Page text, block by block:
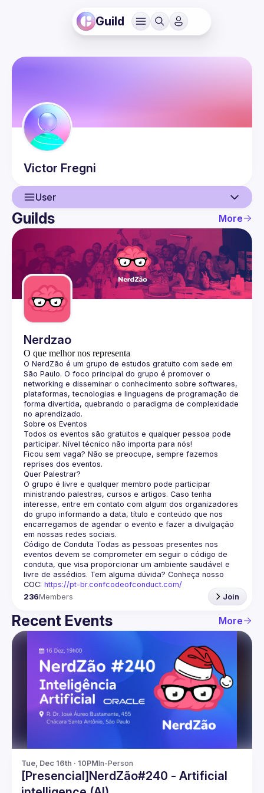
Guild
Victor Fregni
User
User
Events
Guilds
Guilds More
Nerdzao
O que melhor nos representa
O NerdZão é um grupo de estudos gratuito com sede em
São Paulo. O foco principal do grupo é promover o
networking e disseminar o conhecimento sobre softwares,
plataformas, tecnologias e linguagens de programação de
forma divertida, quebrando o paradigma de complexidade
no aprendizado.
Sobre os Eventos
Todos os eventos são gratuitos e qualquer pessoa pode
participar. Nível técnico não importa para nós!
Ficou sem vaga? Não se preocupe, sempre fazemos
reprises dos eventos.
Quer Palestrar?
O grupo é livre e qualquer membro pode participar
ministrando palestras, cursos e artigos. Caso tenha
interesse, entre em contato com algum dos organizadores
do grupo informando a data, título e conteúdo que nos
encarregamos de agendar o evento e fazer a divulgação
em nossas redes sociais.
Código de Conduta Todas as pessoas presentes nos
eventos devem se comprometer em seguir o código de
conduta, que visa proporcionar um ambiente saudável e
livre de assédios. Tem alguma dúvida? Conheça nosso
COC: https://pt-br.confcodeofconduct.com/
236Members Join
Recent Events More
Tue, Dec 16th · 10PMIn-Person
[Presencial]NerdZão#240 - Artificial